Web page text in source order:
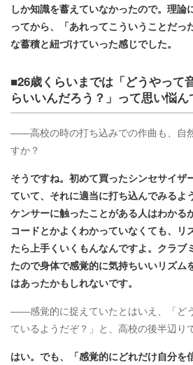
しか知識を蓄えていなかったので。理論
ってから、「あれってこういうことだっ
な蓄積と紐づけていった感じでした。
■26歳くらいまでは「どうやって
らいいんだろう？」って思い悩ん
――高校の時の打ち込みでの作曲も、自
すか？
そうですね。初めて買ったシンセサイザ
ていて、それに適当に打ち込んでみるよ
ケンサーに触ったことがある人はわかる
コードとかよくわかっていなくても、リ
たら上手くいくもんなんですよ。クラブ
たので身体で感覚的に気持ちいいリズム
はあったかもしれないです。
――感覚的に捉えていたとはいえ、「ど
ているようだぞ？」と、高校の後半辺り
はい。でも、「感覚的にどれだけ自分を